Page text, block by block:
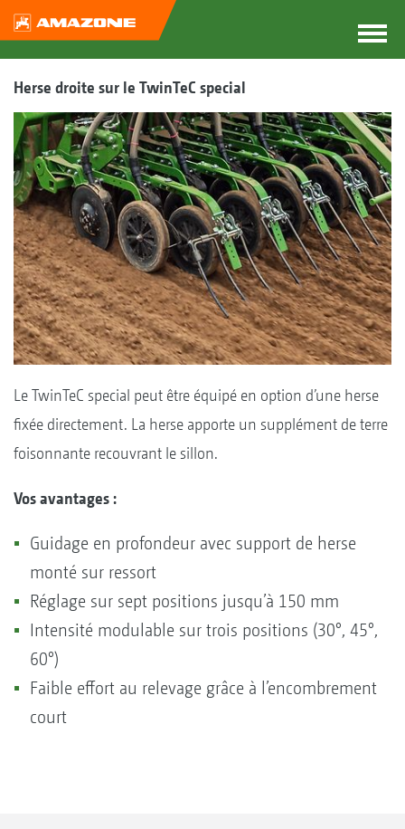
Herse droite sur le TwinTeC special
Le TwinTeC special peut être équipé en option d’une herse
fixée directement. La herse apporte un supplément de terre
foisonnante recouvrant le sillon.
Vos avantages :
Guidage en profondeur avec support de herse
monté sur ressort
Réglage sur sept positions jusqu’à 150 mm
Intensité modulable sur trois positions (30°, 45°,
60°)
Faible effort au relevage grâce à l’encombrement
court